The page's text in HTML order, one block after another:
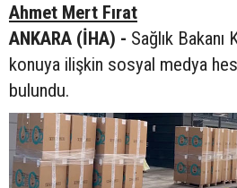
Ahmet Mert Fırat
ANKARA (İHA) - Sağlık
konuya ilişkin sosyal medya
bulundu.